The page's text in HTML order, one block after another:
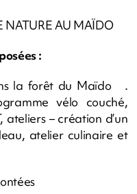
AU MAÏDO
:
la forêt du Maïdo .
vélo couché,
– création d’un
atelier culinaire et